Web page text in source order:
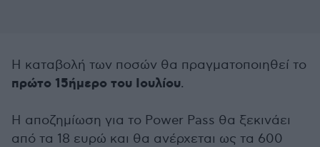
Η καταβολή των ποσών θα πραγματοποιηθεί το
πρώτο 15ήμερο του Ιουλίου.
Η αποζημίωση για το Power Pass θα ξεκινάει
από τα 18 ευρώ και θα ανέρχεται ως τα 600